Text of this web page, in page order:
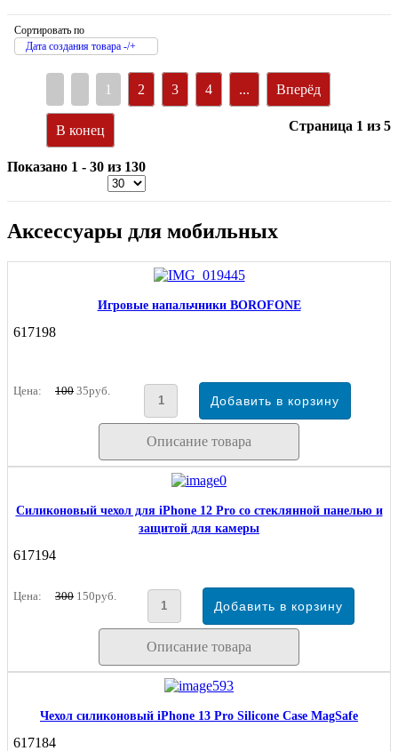
Сортировать по
Дата создания товара -/+
1 2 3 4 ... Вперёд
В конец Страница 1 из 5
Показано 1 - 30 из 130
Аксессуары для мобильных
Игровые напальчники BOROFONE
617198
Цена: 100 35руб.
Описание товара
Силиконовый чехол для iPhone 12 Pro со стеклянной панелью и
защитой для камеры
617194
Цена: 300 150руб.
Описание товара
Чехол силиконовый iPhone 13 Pro Silicone Case MagSafe
617184